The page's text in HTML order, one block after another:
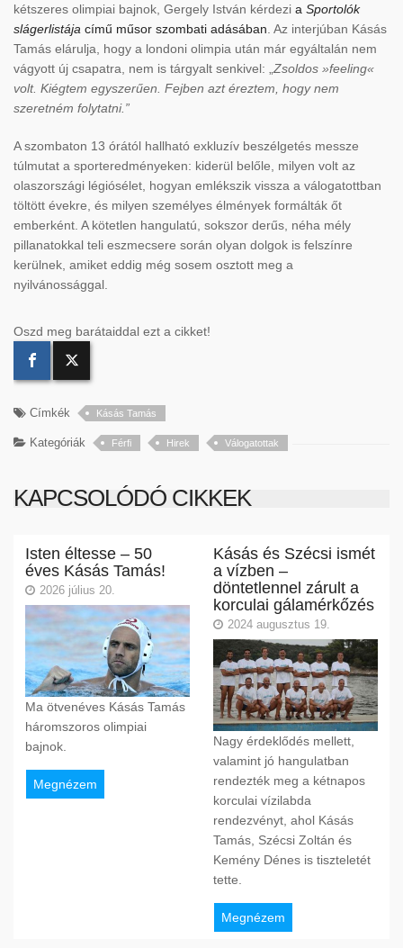
kétszeres olimpiai bajnok, Gergely István kérdezi a Sportolók
slágerlistája című műsor szombati adásában . Az interjúban Kásás
Tamás elárulja, hogy a londoni olimpia után már egyáltalán nem
vágyott új csapatra, nem is tárgyalt senkivel: „ Zsoldos »feeling«
volt. Kiégtem egyszerűen. Fejben azt éreztem, hogy nem
szeretném folytatni.”
A szombaton 13 órától hallható exkluzív beszélgetés messze
túlmutat a sporteredményeken: kiderül belőle, milyen volt az
olaszországi légiósélet, hogyan emlékszik vissza a válogatottban
töltött évekre, és milyen személyes élmények formálták őt
emberként. A kötetlen hangulatú, sokszor derűs, néha mély
pillanatokkal teli eszmecsere során olyan dolgok is felszínre
kerülnek, amiket eddig még sosem osztott meg a
nyilvánossággal.
Oszd meg barátaiddal ezt a cikket!
Címkék Kásás Tamás
Kategóriák Férfi Hirek Válogatottak
KAPCSOLÓDÓ CIKKEK
Isten éltesse – 50
éves Kásás Tamás!
2026 július 20.
Ma ötvenéves Kásás Tamás
háromszoros olimpiai
bajnok.
Megnézem
Kásás és Szécsi ismét
a vízben –
döntetlennel zárult a
korculai gálamérkőzés
2024 augusztus 19.
Nagy érdeklődés mellett,
valamint jó hangulatban
rendezték meg a kétnapos
korculai vízilabda
rendezvényt, ahol Kásás
Tamás, Szécsi Zoltán és
Kemény Dénes is tiszteletét
tette.
Megnézem